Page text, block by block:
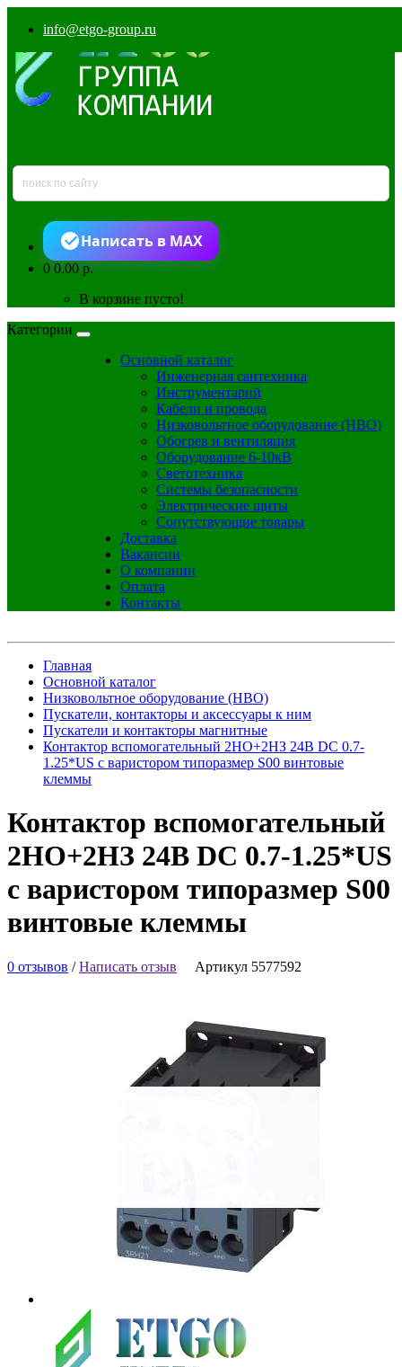
info@etgo-group.ru
Написать в MAX
00.00 р.
В корзине пусто!
Категории
Основной каталог
Инженерная сантехника
Инструментарий
Кабели и провода
Низковольтное оборудование (НВО)
Обогрев и вентиляция
Оборудование 6-10кВ
Светотехника
Системы безопасности
Электрические щиты
Сопутствующие товары
Доставка
Вакансии
О компании
Оплата
Контакты
Главная
Основной каталог
Низковольтное оборудование (НВО)
Пускатели, контакторы и аксессуары к ним
Пускатели и контакторы магнитные
Контактор вспомогательный 2НО+2НЗ 24В DC 0.7-
1.25*US с варистором типоразмер S00 винтовые
клеммы
Контактор вспомогательный
2НО+2НЗ 24В DC 0.7-1.25*US
с варистором типоразмер S00
винтовые клеммы
0 отзывов /Написать отзыв Артикул 5577592